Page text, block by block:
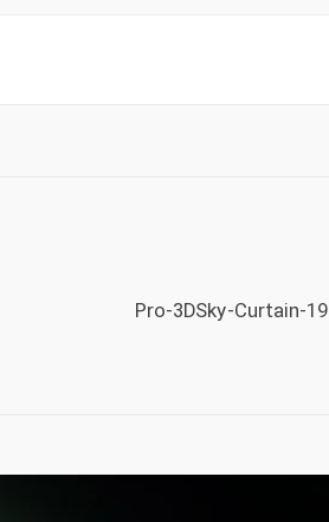
Pro-3DSky-Curtain-19